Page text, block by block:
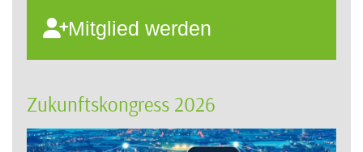
Mitglied werden
Zukunftskongress 2026